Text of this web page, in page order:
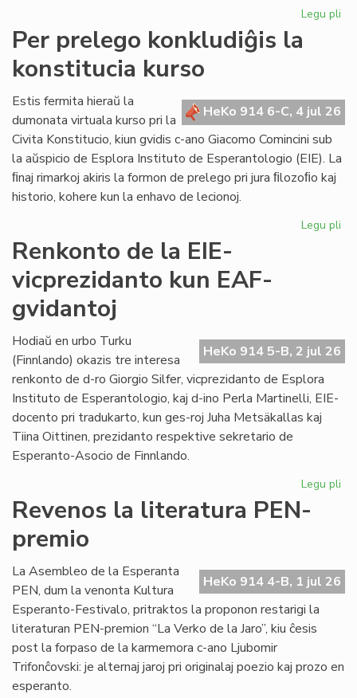
Legu pli
al
Per prelego konkludiĝis la
konstitucia kurso
HeKo 914 6-C, 4 jul 26
Estis fermita hieraŭ la
dumonata virtuala kurso pri la
Civita Konstitucio, kiun gvidis c-ano Giacomo Comincini sub
la aŭspicio de Esplora Instituto de Esperantologio (EIE). La
ﬁnaj rimarkoj akiris la formon de prelego pri jura ﬁlozoﬁo kaj
historio, kohere kun la enhavo de lecionoj.
Legu pli
Renkonto de la EIE-
vicprezidanto kun EAF-
gvidantoj
HeKo 914 5-B, 2 jul 26
Hodiaŭ en urbo Turku
(Finnlando) okazis tre interesa
renkonto de d-ro Giorgio Silfer, vicprezidanto de Esplora
Instituto de Esperantologio, kaj d-ino Perla Martinelli, EIE-
docento pri tradukarto, kun ges-roj Juha Metsäkallas kaj
Tiina Oittinen, prezidanto respektive sekretario de
Esperanto-Asocio de Finnlando.
Legu pli
Revenos la literatura PEN-
premio
HeKo 914 4-B, 1 jul 26
La Asembleo de la Esperanta
PEN, dum la venonta Kultura
Esperanto-Festivalo, pritraktos la proponon restarigi la
literaturan PEN-premion “La Verko de la Jaro”, kiu ĉesis
post la forpaso de la karmemora c-ano Ljubomir
Trifonĉovski: je alternaj jaroj pri originalaj poezio kaj prozo en
esperanto.